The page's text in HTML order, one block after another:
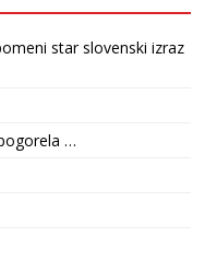
star slovenski izraz
…